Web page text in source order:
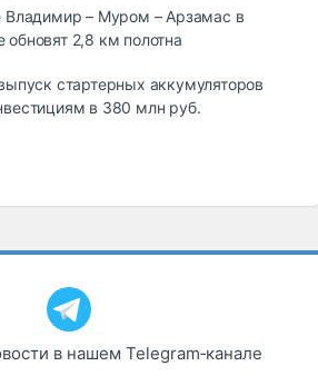
Владимир – Муром – Арзамас в
2,8 км полотна
стартерных аккумуляторов
в 380 млн руб.
в нашем Telegram‑канале